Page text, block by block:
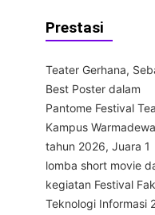
Prestasi
Teater Gerhana,
Best Poster dalam
Pantome Festival
Kampus Warmadewa
tahun 2026, Juara 1
lomba short movie
kegiatan Festival
Teknologi Informasi